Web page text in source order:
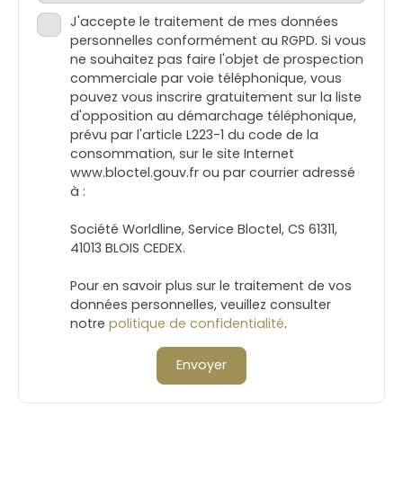
J'accepte le traitement de mes données
personnelles conformément au RGPD. Si vous
ne souhaitez pas faire l'objet de prospection
commerciale par voie téléphonique, vous
pouvez vous inscrire gratuitement sur la liste
d'opposition au démarchage téléphonique,
prévu par l'article L223-1 du code de la
consommation, sur le site Internet
www.bloctel.gouv.fr ou par courrier adressé
à :
Société Worldline, Service Bloctel, CS 61311,
41013 BLOIS CEDEX.
Pour en savoir plus sur le traitement de vos
données personnelles, veuillez consulter
notre politique de confidentialité.
Envoyer